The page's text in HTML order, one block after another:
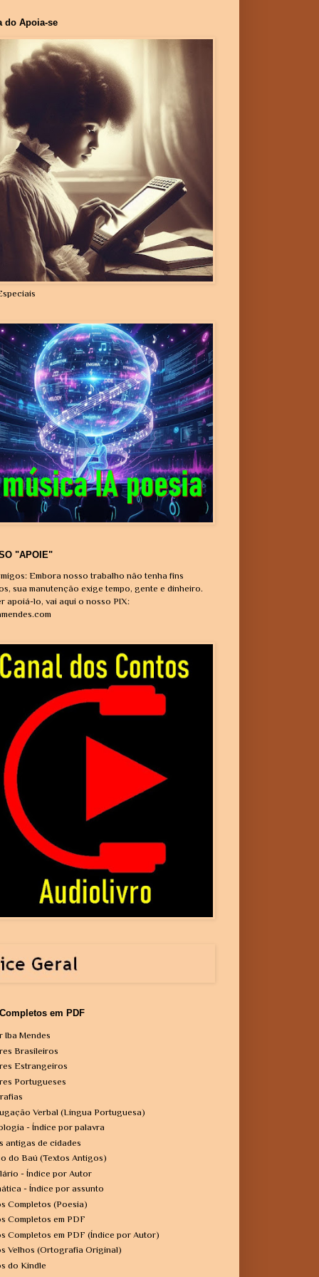
do Apoia-se
"APOIE"
Embora nosso trabalho não tenha fins
sua manutenção exige tempo, gente e dinheiro.
apoiá-lo, vai aqui o nosso PIX:
em PDF
Iba Mendes
Brasileiros
Estrangeiros
Portugueses
Verbal (Língua Portuguesa)
- Índice por palavra
antigas de cidades
do Baú (Textos Antigos)
- Índice por Autor
- Índice por assunto
Completos (Poesia)
Completos em PDF
Completos em PDF (Índice por Autor)
Velhos (Ortografia Original)
do Kindle